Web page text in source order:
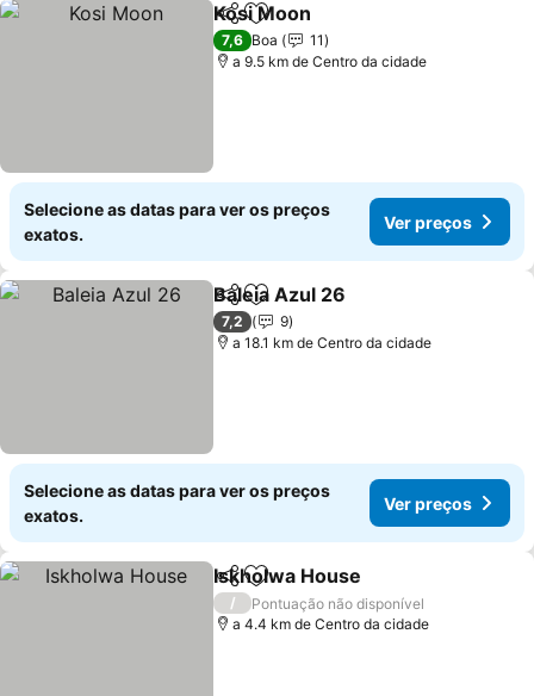
PartilharAdicionar aos favoritos
Kosi Moon
7,6 Boa
11
a 9.5 km de Centro da cidade
Selecione as datas para ver os preços
exatos.
Ver preços
PartilharAdicionar aos favoritos
Baleia Azul 26
7,2
9
a 18.1 km de Centro da cidade
Selecione as datas para ver os preços
exatos.
Ver preços
PartilharAdicionar aos favoritos
Iskholwa House
/
Pontuação não disponível
a 4.4 km de Centro da cidade